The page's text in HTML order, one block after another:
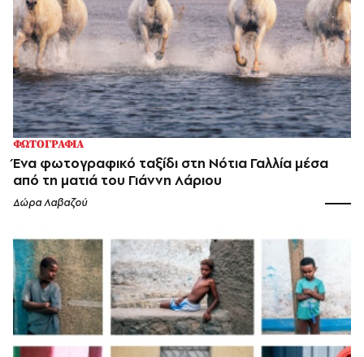
ΦΩΤΟΓΡΑΦΙΑ
Ένα φωτογραφικό ταξίδι στη Νότια Γαλλία μέσα
από τη ματιά του Γιάννη Λάριου
Δώρα Λαβαζού